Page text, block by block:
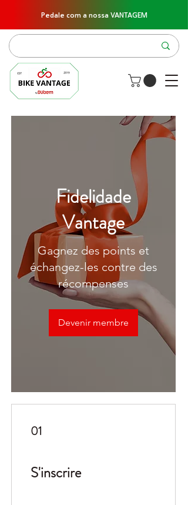
Pedale com a nossa VANTAGEM
Fidelidade
Vantage
Gagnez des points et
échangez-les contre des
récompenses
Devenir membre
01
S'inscrire